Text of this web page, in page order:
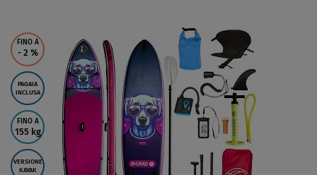
FINO A
- 2 %
PAGAIA
INCLUSA
FINO A
155 kg
VERSIONE
KAYAK